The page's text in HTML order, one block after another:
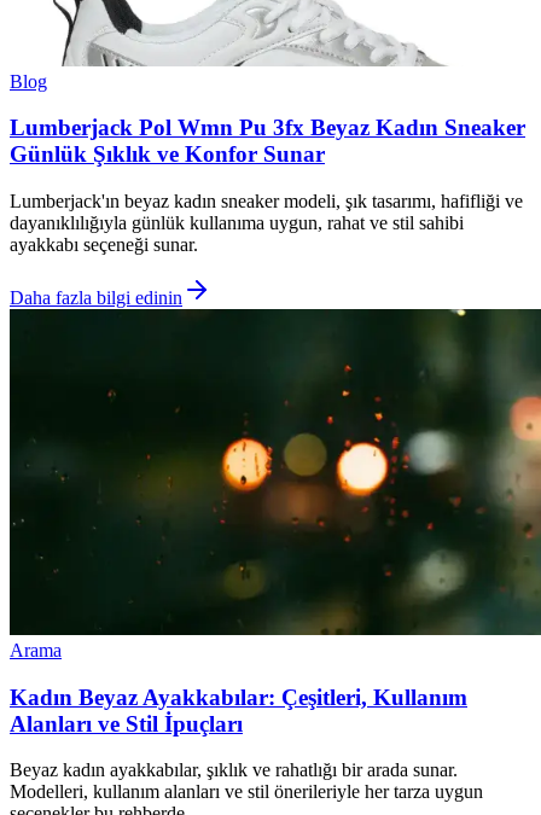
Blog
Lumberjack Pol Wmn Pu 3fx Beyaz Kadın Sneaker
Günlük Şıklık ve Konfor Sunar
Lumberjack'ın beyaz kadın sneaker modeli, şık tasarımı, hafifliği ve
dayanıklılığıyla günlük kullanıma uygun, rahat ve stil sahibi
ayakkabı seçeneği sunar.
Daha fazla bilgi edinin
Arama
Kadın Beyaz Ayakkabılar: Çeşitleri, Kullanım
Alanları ve Stil İpuçları
Beyaz kadın ayakkabılar, şıklık ve rahatlığı bir arada sunar.
Modelleri, kullanım alanları ve stil önerileriyle her tarza uygun